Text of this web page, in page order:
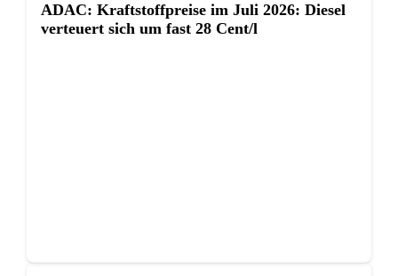
ADAC: Kraftstoffpreise im Juli 2026: Diesel
verteuert sich um fast 28 Cent/l